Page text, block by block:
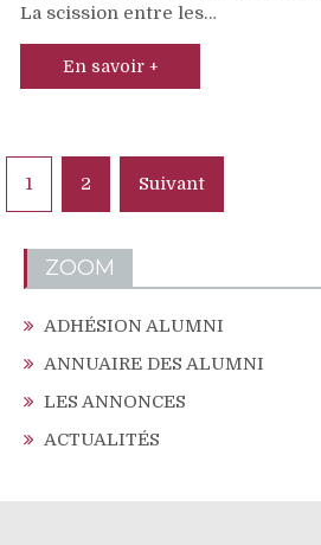
La scission entre les…
En savoir +
Pagination
des
publications
1 2 Suivant
ZOOM
ADHÉSION ALUMNI
ANNUAIRE DES ALUMNI
LES ANNONCES
ACTUALITÉS